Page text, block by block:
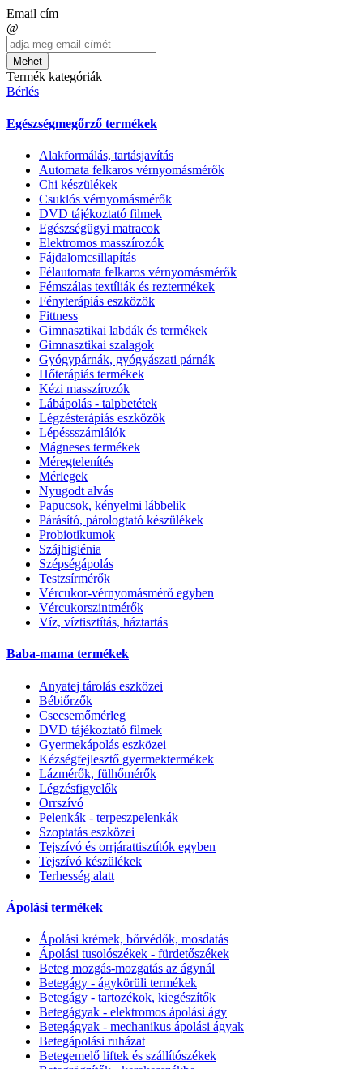
Email cím
@
Mehet
Termék kategóriák
Bérlés
Egészségmegőrző termékek
Alakformálás, tartásjavítás
Automata felkaros vérnyomásmérők
Chi készülékek
Csuklós vérnyomásmérők
DVD tájékoztató filmek
Egészségügyi matracok
Elektromos masszírozók
Fájdalomcsillapítás
Félautomata felkaros vérnyomásmérők
Fémszálas textíliák és reztermékek
Fényterápiás eszközök
Fittness
Gimnasztikai labdák és termékek
Gimnasztikai szalagok
Gyógypárnák, gyógyászati párnák
Hőterápiás termékek
Kézi masszírozók
Lábápolás - talpbetétek
Légzésterápiás eszközök
Lépéssszámlálók
Mágneses termékek
Méregtelenítés
Mérlegek
Nyugodt alvás
Papucsok, kényelmi lábbelik
Párásító, párologtató készülékek
Probiotikumok
Szájhigiénia
Szépségápolás
Testzsírmérők
Vércukor-vérnyomásmérő egyben
Vércukorszintmérők
Víz, víztisztítás, háztartás
Baba-mama termékek
Anyatej tárolás eszközei
Bébiőrzők
Csecsemőmérleg
DVD tájékoztató filmek
Gyermekápolás eszközei
Kézségfejlesztő gyermektermékek
Lázmérők, fülhőmérők
Légzésfigyelők
Orrszívó
Pelenkák - terpeszpelenkák
Szoptatás eszközei
Tejszívó és orrjárattisztítók egyben
Tejszívó készülékek
Terhesség alatt
Ápolási termékek
Ápolási krémek, bőrvédők, mosdatás
Ápolási tusolószékek - fürdetőszékek
Beteg mozgás-mozgatás az ágynál
Betegágy - ágykörüli termékek
Betegágy - tartozékok, kiegészítők
Betegágyak - elektromos ápolási ágy
Betegágyak - mechanikus ápolási ágyak
Betegápolási ruházat
Betegemelő liftek és szállítószékek